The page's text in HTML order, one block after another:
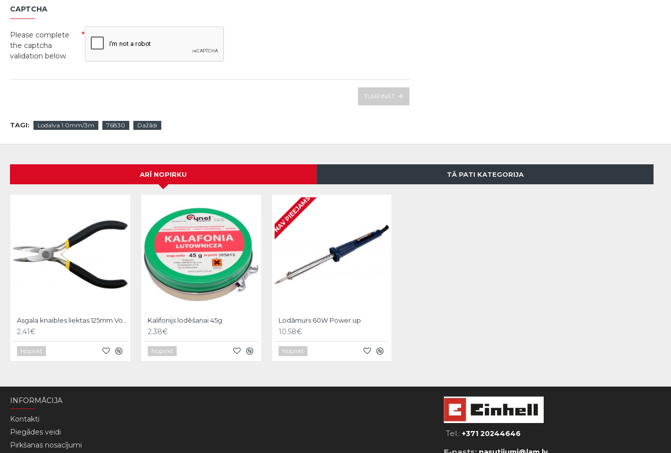
CAPTCHA
Please complete
the captcha
validation below
TURPINĀT
TAGI: Lodalva 1.0mm/3m 76830 Dažādi
ARĪ NOPIRKU TĀ PATI KATEGORIJA
2.41€
Nopirkt
Kalifonijs lodēšanai 45g
2.38€
Nopirkt
NAV PIEEJAMS
Lodāmurs 60W Power up
10.58€
Nopirkt
INFORMĀCIJA
Kontakti
Piegādes veidi
Pirkšanas nosacījumi
Tel.:+371 20244646